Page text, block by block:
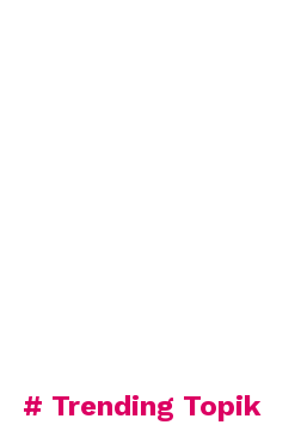
# Trending Topik